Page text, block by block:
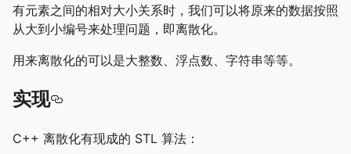
有元素之间的相对大小关系时，我们可以将原来的数据按照
从大到小编号来处理问题，即离散化。
用来离散化的可以是大整数、浮点数、字符串等等。
实现
C++ 离散化有现成的 STL 算法：